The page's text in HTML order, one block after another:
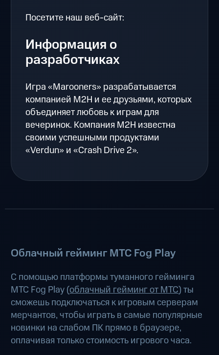
Посетите наш веб-сайт:
Информация о
разработчиках
Игра «Marooners» разрабатывается
компанией M2H и ее друзьями, которых
объединяет любовь к играм для
вечеринок. Компания M2H известна
своими успешными продуктами
«Verdun» и «Crash Drive 2».
Облачный гейминг МТС Fog Play
С помощью платформы туманного гейминга
МТС Fog Play (облачный гейминг от МТС) ты
сможешь подключаться к игровым серверам
мерчантов, чтобы играть в самые популярные
новинки на слабом ПК прямо в браузере,
оплачивая только стоимость игрового часа.